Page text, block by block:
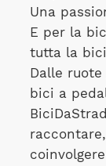
Una
E per la
tutta la
Dalle
bici a